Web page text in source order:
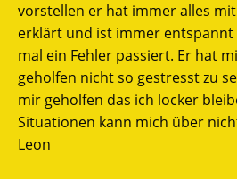
vorstellen er hat immer alles
erklärt und ist immer entspannt
mal ein Fehler passiert. Er hat
geholfen nicht so gestresst zu
mir geholfen das ich locker
Situationen kann mich über
Leon